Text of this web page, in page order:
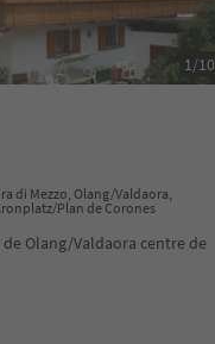
1/10
di Mezzo, Olang/Valdaora,
Plan de Corones
Olang/Valdaora centre de